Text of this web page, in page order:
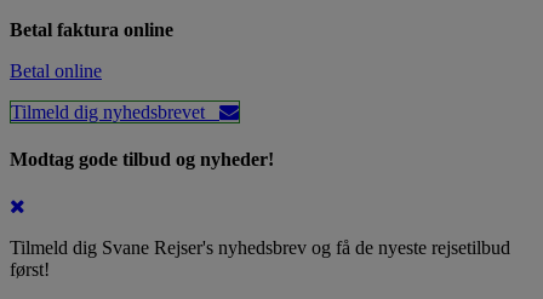
Betal faktura online
Betal online
Tilmeld dig nyhedsbrevet
Modtag gode tilbud og nyheder!
Tilmeld dig Svane Rejser's nyhedsbrev og få de nyeste rejsetilbud
først!